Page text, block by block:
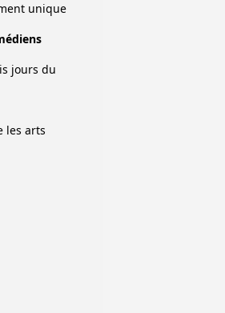
unique
jours du
les arts